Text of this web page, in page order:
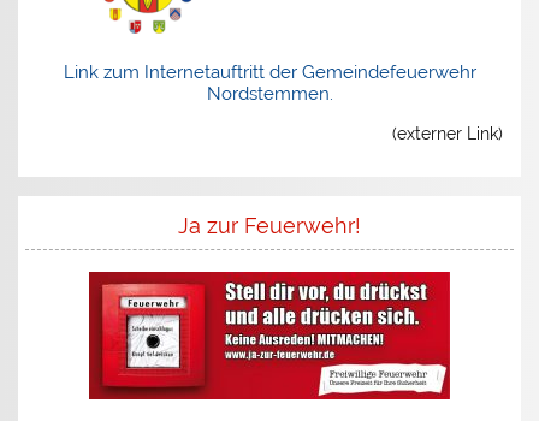
Link zum Internetauftritt der Gemeindefeuerwehr
Nordstemmen.
(externer Link)
Ja zur Feuerwehr!